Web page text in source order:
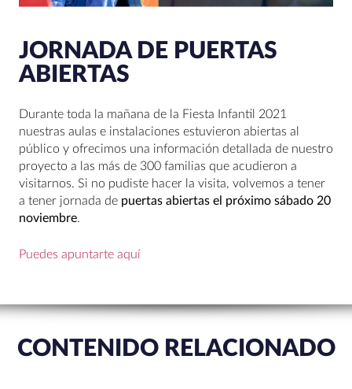
JORNADA DE PUERTAS
ABIERTAS
Durante toda la mañana de la Fiesta Infantil 2021
nuestras aulas e instalaciones estuvieron abiertas al
público y ofrecimos una información detallada de nuestro
proyecto a las más de 300 familias que acudieron a
visitarnos. Si no pudiste hacer la visita, volvemos a tener
a tener jornada de puertas abiertas el próximo sábado 20
noviembre.
Puedes apuntarte aquí
CONTENIDO RELACIONADO